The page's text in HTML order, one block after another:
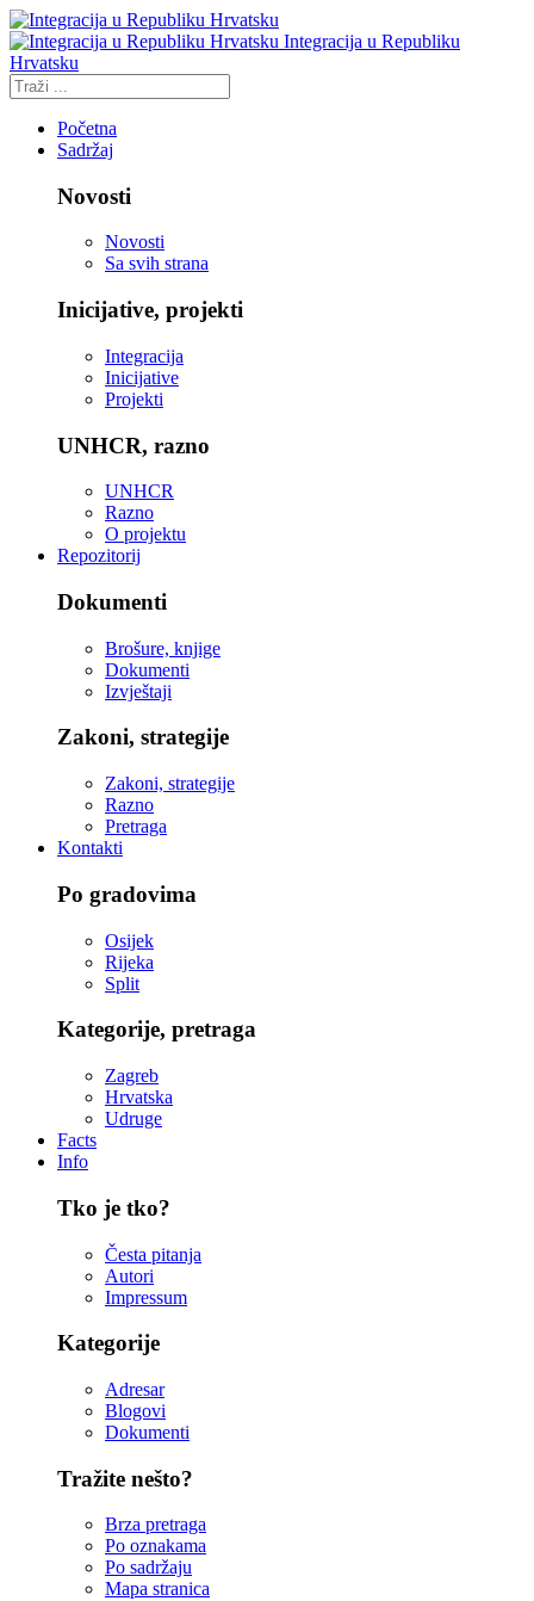
Integracija u Republiku
Hrvatsku
Početna
Sadržaj
Novosti
Novosti
Sa svih strana
Inicijative, projekti
Integracija
Inicijative
Projekti
UNHCR, razno
UNHCR
Razno
O projektu
Repozitorij
Dokumenti
Brošure, knjige
Dokumenti
Izvještaji
Zakoni, strategije
Zakoni, strategije
Razno
Pretraga
Kontakti
Po gradovima
Osijek
Rijeka
Split
Kategorije, pretraga
Zagreb
Hrvatska
Udruge
Facts
Info
Tko je tko?
Česta pitanja
Autori
Impressum
Kategorije
Adresar
Blogovi
Dokumenti
Tražite nešto?
Brza pretraga
Po oznakama
Po sadržaju
Mapa stranica